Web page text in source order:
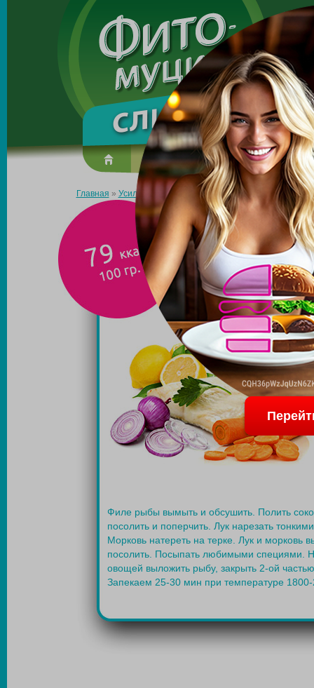
Made in the UK
О препарате Усиль эффект
Главная » Усиль эффект » Вторые блюда » РЫБА
Филе рыбы вымыть и обсушить. Полить
посолить и поперчить. Лук нарезать
Морковь натереть на терке. Лук и морковь
посолить. Посыпать любимыми специями.
овощей выложить рыбу, закрыть 2-ой
Запекаем 25-30 мин при температуре